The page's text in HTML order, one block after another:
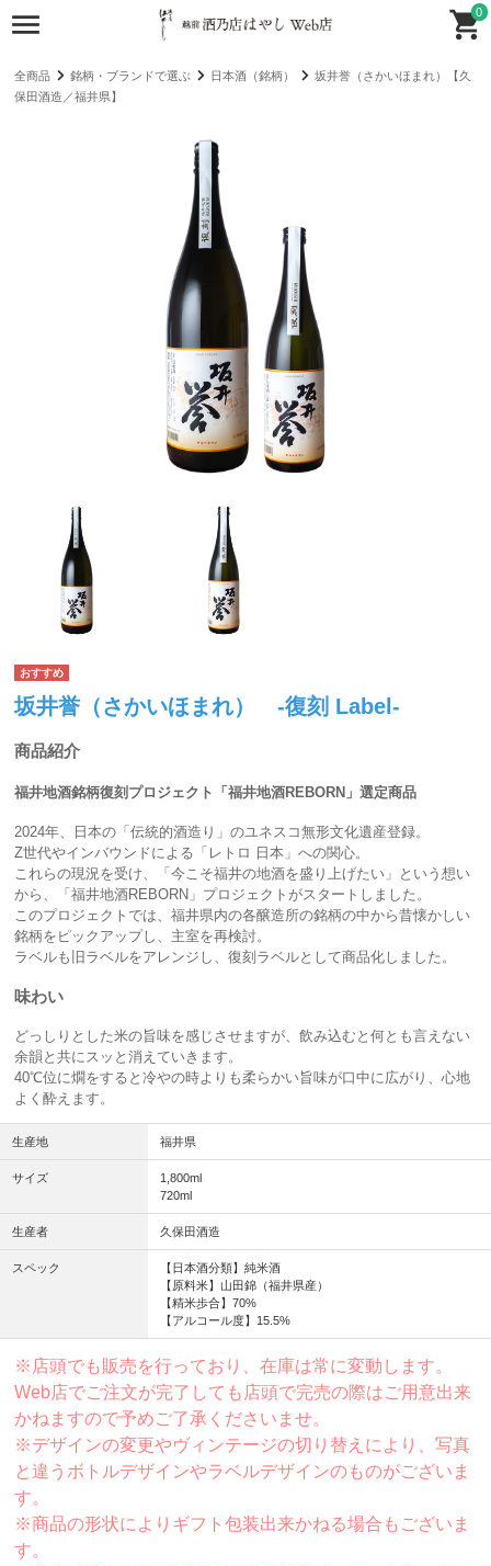
0
全商品 銘柄・ブランドで選ぶ 日本酒（銘柄）
坂井誉（さかいほまれ）【久
保田酒造／福井県】
坂井誉（さかいほまれ） -復刻 Label-
商品紹介
福井地酒銘柄復刻プロジェクト「福井地酒REBORN」選定商品
2024年、日本の「伝統的酒造り」のユネスコ無形文化遺産登録。
Z世代やインバウンドによる「レトロ 日本」への関心。
これらの現況を受け、「今こそ福井の地酒を盛り上げたい」という想い
から、「福井地酒REBORN」プロジェクトがスタートしました。
このプロジェクトでは、福井県内の各醸造所の銘柄の中から昔懐かしい
銘柄をピックアップし、主室を再検討。
ラベルも旧ラベルをアレンジし、復刻ラベルとして商品化しました。
味わい
どっしりとした米の旨味を感じさせますが、飲み込むと何とも言えない
余韻と共にスッと消えていきます。
40℃位に燗をすると冷やの時よりも柔らかい旨味が口中に広がり、心地
よく酔えます。
生産地 福井県
サイズ
1,800ml
720ml
生産者 久保田酒造
スペック
【日本酒分類】純米酒
【原料米】山田錦（福井県産）
【精米歩合】70%
【アルコール度】15.5%
※店頭でも販売を行っており、在庫は常に変動します。
Web店でご注文が完了しても店頭で完売の際はご用意出来
かねますので予めご了承くださいませ。
※デザインの変更やヴィンテージの切り替えにより、写真
と違うボトルデザインやラベルデザインのものがございま
す。
※商品の形状によりギフト包装出来かねる場合もございま
す。